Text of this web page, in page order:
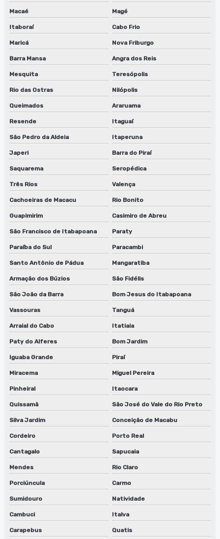
Empresa de manutenção de máquinas de limpeza de
equipamentos
Empresa que faz conserto de lavadora de anilox
Empresa que faz conserto de lavadora de anilox em sp
Empresa que faz conserto de lavadora de cilindros
Empresa que faz conserto de lavadora de cilindros em sp
Empresa que faz manutenção de lavadora de clichês em sp
Empresa que faz reparo de lavadora de anilox
Empresa que faz reparo de lavadora de cilindros em sp
Empresa que faz reparo de lavadora de clichês
Empresa de reparo de lâminas para flexografia
Fábrica de guilhotina para clichês
Fábrica de guilhotina para clichês em jundiaí
Fábrica de guilhotina para clichês em sp
Fábrica de lavadora anilox em jundiaí
Fábrica de lavadora anilox em são paulo
Fábrica de lavadora anilox em sp
Fábrica de máquina lavadora anilox
Fábrica de maquina lavadora anilox em jundiaí
Fábrica de máquina lavadora anilox em são paulo
Fábrica de máquina lavadora anilox em sp
Fábrica de sugador de refiles
Fábrica de sugador de refiles em jundiaí
Fábrica de sugador de refiles em são paulo
Macaé Magé
Itaboraí Cabo Frio
Maricá Nova Friburgo
Barra Mansa Angra dos Reis
Mesquita Teresópolis
Rio das Ostras Nilópolis
Queimados Araruama
Resende Itaguaí
São Pedro da Aldeia Itaperuna
Japeri Barra do Piraí
Saquarema Seropédica
Três Rios Valença
Cachoeiras de Macacu Rio Bonito
Guapimirim Casimiro de Abreu
São Francisco de Itabapoana Paraty
Paraíba do Sul Paracambi
Santo Antônio de Pádua Mangaratiba
Armação dos Búzios São Fidélis
São João da Barra Bom Jesus do Itabapoana
Vassouras Tanguá
Arraial do Cabo Itatiaia
Paty do Alferes Bom Jardim
Iguaba Grande Piraí
Miracema Miguel Pereira
Pinheiral Itaocara
Quissamã São José do Vale do Rio Preto
Silva Jardim Conceição de Macabu
Cordeiro Porto Real
Cantagalo Sapucaia
Mendes Rio Claro
Porciúncula Carmo
Sumidouro Natividade
Cambuci Italva
Carapebus Quatis